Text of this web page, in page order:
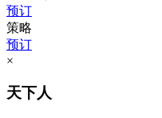
预订
策略
预订
×
天下人